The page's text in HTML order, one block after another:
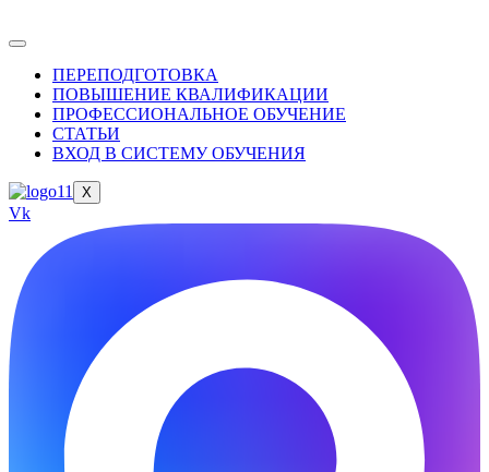
ПЕРЕПОДГОТОВКА
ПОВЫШЕНИЕ КВАЛИФИКАЦИИ
ПРОФЕССИОНАЛЬНОЕ ОБУЧЕНИЕ
СТАТЬИ
ВХОД В СИСТЕМУ ОБУЧЕНИЯ
X
Vk